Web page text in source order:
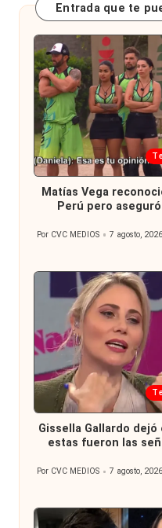
Entrada que te
Publicada
en
Matías Vega
Perú pero
Publicado
Por CVC MEDIOS 7 agosto, 2026
Publicada
en
Gissella Gallardo
estas fueron las
Publicado
Por CVC MEDIOS 7 agosto, 2026